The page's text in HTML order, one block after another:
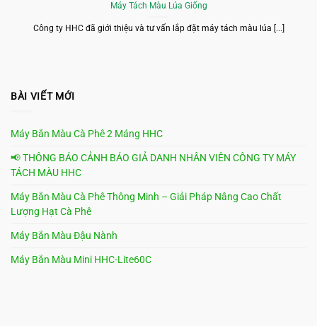
Máy Tách Màu Lúa Giống
Công ty HHC đã giới thiệu và tư vấn lắp đặt máy tách màu lúa [...]
BÀI VIẾT MỚI
Máy Bắn Màu Cà Phê 2 Máng HHC
📢 THÔNG BÁO CẢNH BÁO GIẢ DANH NHÂN VIÊN CÔNG TY MÁY
TÁCH MÀU HHC
Máy Bắn Màu Cà Phê Thông Minh – Giải Pháp Nâng Cao Chất
Lượng Hạt Cà Phê
Máy Bắn Màu Đậu Nành
Máy Bắn Màu Mini HHC-Lite60C